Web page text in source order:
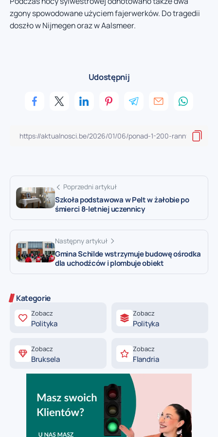
zgony spowodowane użyciem fajerwerków. Do tragedii
doszło w Nijmegen oraz w Aalsmeer.
Udostępnij
Poprzedni artykuł
Szkoła podstawowa w Pelt w żałobie po
śmierci 8-letniej uczennicy
Następny artykuł
Gmina Schilde wstrzymuje budowę ośrodka
dla uchodźców i plombuje obiekt
Kategorie
Zobacz
Polityka
Zobacz
Polityka
Zobacz
Bruksela
Zobacz
Flandria